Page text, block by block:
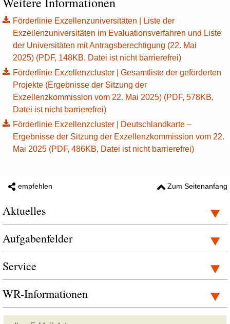
Förderlinie Exzellenzuniversitäten | Liste der
Exzellenzuniversitäten im Evaluationsverfahren und Liste
der Universitäten mit Antragsberechtigung (22. Mai
2025) (PDF, 148KB, Datei ist nicht barrierefrei)
Förderlinie Exzellenzcluster | Gesamtliste der geförderten
Projekte (Ergebnisse der Sitzung der
Exzellenzkommission vom 22. Mai 2025) (PDF, 578KB,
Datei ist nicht barrierefrei)
Förderlinie Exzellenzcluster | Deutschlandkarte –
Ergebnisse der Sitzung der Exzellenzkommission vom 22.
Mai 2025 (PDF, 486KB, Datei ist nicht barrierefrei)
empfehlen Zum Seitenanfang
Aktuelles
Aufgabenfelder
Service
WR-Informationen